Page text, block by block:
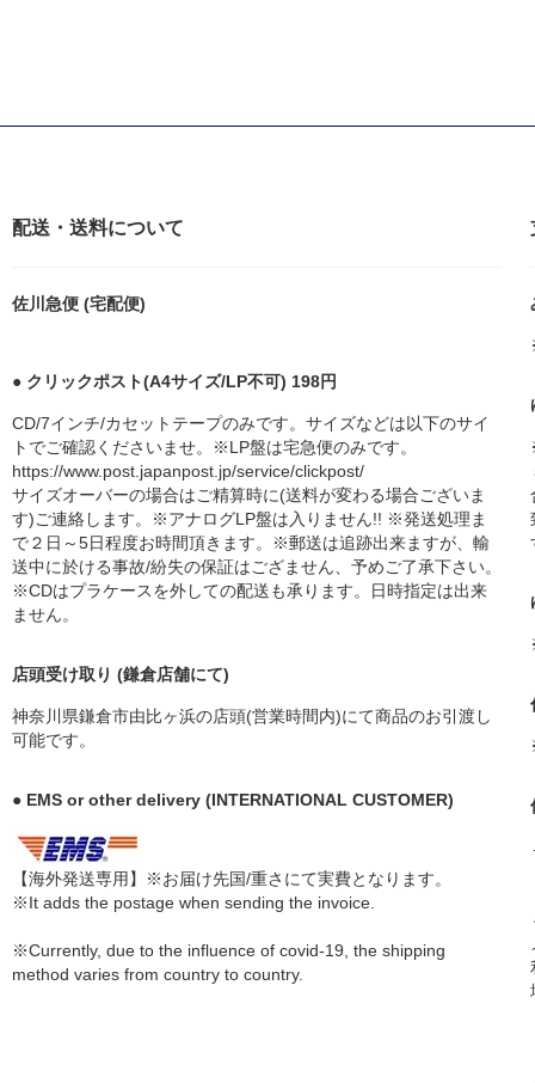
配送・送料について
佐川急便 (宅配便)
● クリックポスト(A4サイズ/LP不可) 198円
CD/7インチ/カセットテープのみです。サイズなどは以下のサイ
トでご確認くださいませ。※LP盤は宅急便のみです。
https://www.post.japanpost.jp/service/clickpost/
サイズオーバーの場合はご精算時に(送料が変わる場合ございま
す)ご連絡します。※アナログLP盤は入りません!! ※発送処理ま
で２日～5日程度お時間頂きます。※郵送は追跡出来ますが、輸
送中に於ける事故/紛失の保証はござません、予めご了承下さい。
※CDはプラケースを外しての配送も承ります。日時指定は出来
ません。
店頭受け取り (鎌倉店舗にて)
神奈川県鎌倉市由比ヶ浜の店頭(営業時間内)にて商品のお引渡し
可能です。
● EMS or other delivery (INTERNATIONAL CUSTOMER)
【海外発送専用】※お届け先国/重さにて実費となります。
※It adds the postage when sending the invoice.
※Currently, due to the influence of covid-19, the shipping
method varies from country to country.